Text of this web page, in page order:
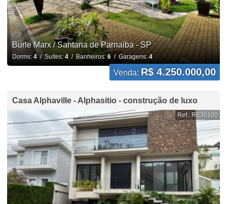
Burle Marx / Santana de Parnaíba - SP
Dorms: 4/ Suítes: 4/ Banheiros:6/ Garagens:4
Venda: R$ 4.250.000,00
Casa Alphaville - Alphasitio - construção de luxo
Ref.: RE30100